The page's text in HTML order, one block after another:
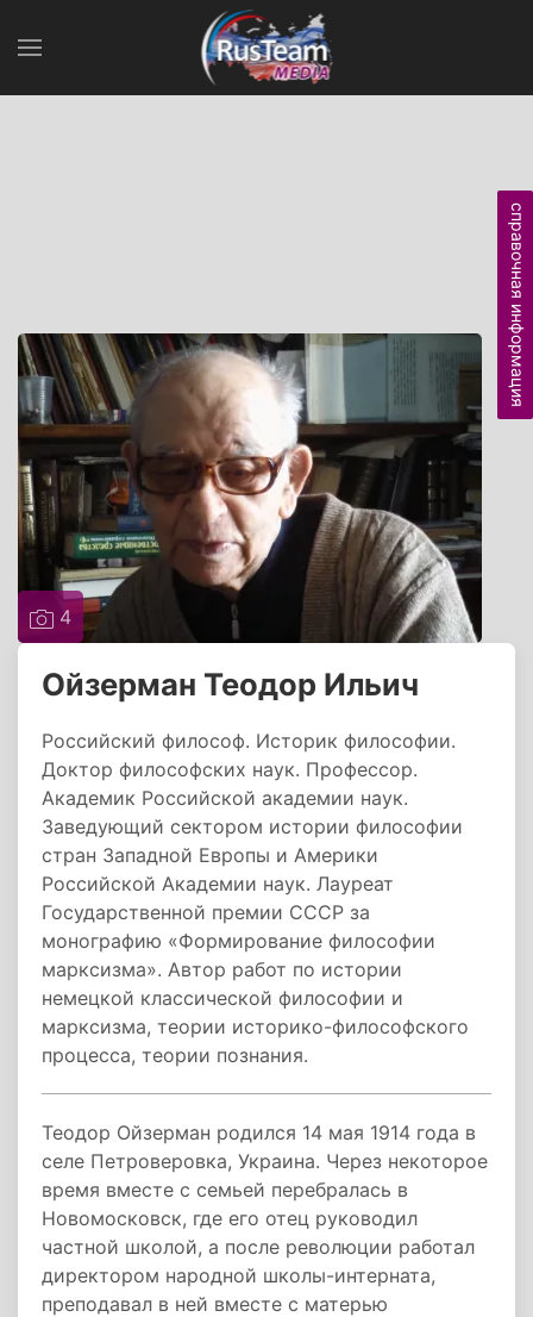
4
Ойзерман Теодор Ильич
Российский философ. Историк философии.
Доктор философских наук. Профессор.
Академик Российской академии наук.
Заведующий сектором истории философии
стран Западной Европы и Америки
Российской Академии наук. Лауреат
Государственной премии СССР за
монографию «Формирование философии
марксизма». Автор работ по истории
немецкой классической философии и
марксизма, теории историко-философского
процесса, теории познания.
Теодор Ойзерман родился 14 мая 1914 года в
селе Петроверовка, Украина. Через некоторое
время вместе с семьей перебралась в
Новомосковск, где его отец руководил
частной школой, а после революции работал
директором народной школы-интерната,
преподавал в ней вместе с матерью
справочная информация